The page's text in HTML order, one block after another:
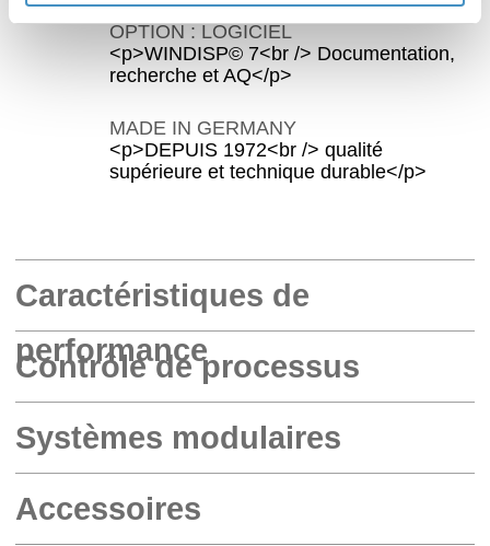
OPTION : LOGICIEL
<p>WINDISP© 7<br /> Documentation,
recherche et AQ</p>
MADE IN GERMANY
<p>DEPUIS 1972<br /> qualité
supérieure et technique durable</p>
Caractéristiques de
performance
Contrôle de processus
Systèmes modulaires
Accessoires